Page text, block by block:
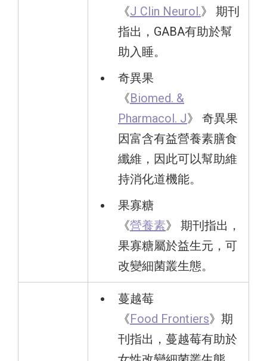
《J Clin Neurol.》 期刊
指出，GABA有助於幫
助入睡。
奇異果
《 Biomed. &
Pharmacol. J》 奇異果
因富含有益營養素膳食
纖維，因此可以幫助維
持消化道機能。
果寡糖
《營養素》 期刊指出，
果寡糖屬於益生元，可
改變細菌叢生態。
蔓越莓
《 Food Frontiers》期
刊指出，蔓越莓有助於